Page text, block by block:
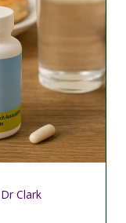
Clark